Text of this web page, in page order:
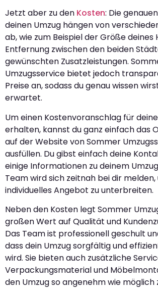
Jetzt aber zu den Kosten: Die
deinen Umzug hängen von
ab, wie zum Beispiel der Größe deines
Entfernung zwischen den beiden
gewünschten Zusatzleistungen.
Umzugsservice bietet jedoch
Preise an, sodass du genau wissen
erwartet.
Um einen Kostenvoranschlag für
erhalten, kannst du ganz einfach das
auf der Website von Sommer
ausfüllen. Du gibst einfach deine
einige Informationen zu deinem
Team wird sich zeitnah bei dir melden,
individuelles Angebot zu unterbreiten.
Neben den Kosten legt Sommer
großen Wert auf Qualität und
Das Team ist professionell geschult
dass dein Umzug sorgfältig und
wird. Sie bieten auch zusätzliche
Verpackungsmaterial und
den Umzug so angenehm wie möglich